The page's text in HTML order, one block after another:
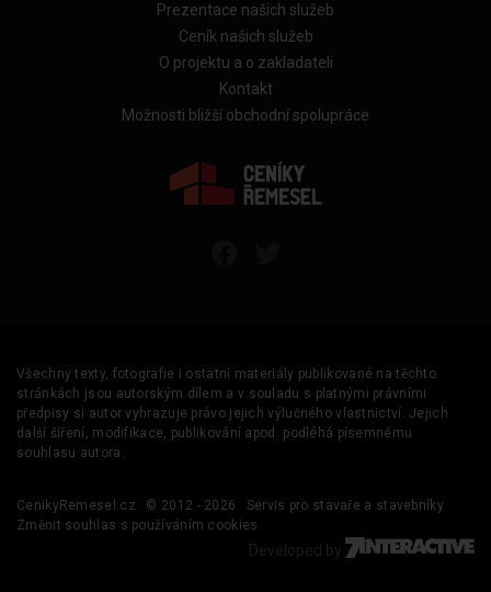
Prezentace našich služeb
Ceník našich služeb
O projektu a o zakladateli
Kontakt
Možnosti bližší obchodní spolupráce
Všechny texty, fotografie i ostatní materiály publikované na těchto
stránkách jsou autorským dílem a v souladu s platnými právními
předpisy si autor vyhrazuje právo jejich výlučného vlastnictví. Jejich
další šíření, modifikace, publikování apod. podléhá písemnému
souhlasu autora.
CenikyRemesel.cz © 2012 - 2026
Servis pro stavaře a stavebníky
Změnit souhlas s používáním cookies
Developed by